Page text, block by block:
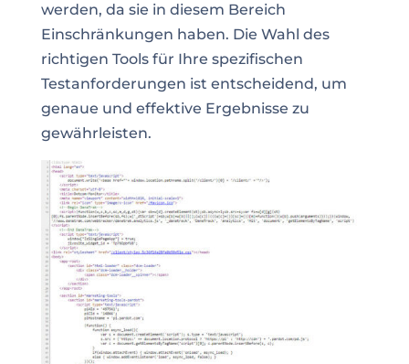
werden, da sie in diesem Bereich
Einschränkungen haben. Die Wahl des
richtigen Tools für Ihre spezifischen
Testanforderungen ist entscheidend, um
genaue und effektive Ergebnisse zu
gewährleisten.